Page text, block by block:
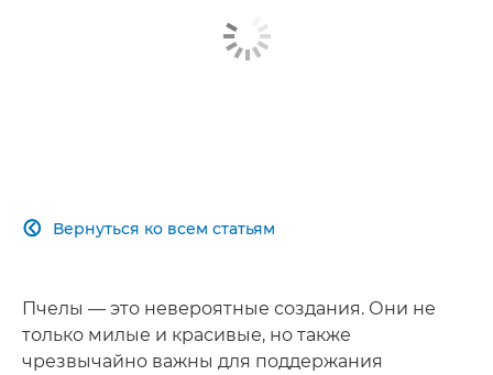
Вернуться ко всем статьям

Пчелы — это невероятные создания. Они не
только милые и красивые, но также
чрезвычайно важны для поддержания